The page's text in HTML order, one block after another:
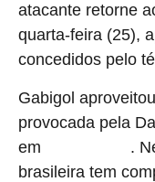
atacante retorne
quarta-feira (25),
concedidos pelo
Gabigol
provocada pela
em
.
brasileira tem